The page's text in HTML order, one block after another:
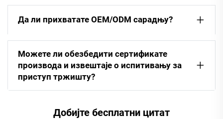
Да ли прихватате OEM/ODM сарадњу?
Можете ли обезбедити сертификате
производа и извештаје о испитивању за
приступ тржишту?
Добијте бесплатни цитат